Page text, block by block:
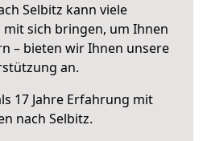
Selbitz kann viele
sich bringen, um Ihnen
– bieten wir Ihnen unsere
an.
17 Jahre Erfahrung mit
nach Selbitz.